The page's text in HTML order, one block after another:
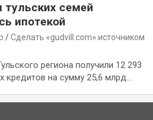
семей
ипотекой
Сделать «gudvill.com» источником
региона получили 12 293
кредитов на сумму 25,6 млрд…